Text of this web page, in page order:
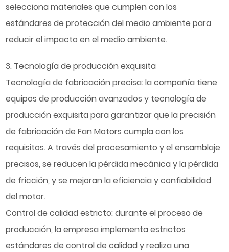
selecciona materiales que cumplen con los
estándares de protección del medio ambiente para
reducir el impacto en el medio ambiente.
3. Tecnología de producción exquisita
Tecnología de fabricación precisa: la compañía tiene
equipos de producción avanzados y tecnología de
producción exquisita para garantizar que la precisión
de fabricación de Fan Motors cumpla con los
requisitos. A través del procesamiento y el ensamblaje
precisos, se reducen la pérdida mecánica y la pérdida
de fricción, y se mejoran la eficiencia y confiabilidad
del motor.
Control de calidad estricto: durante el proceso de
producción, la empresa implementa estrictos
estándares de control de calidad y realiza una